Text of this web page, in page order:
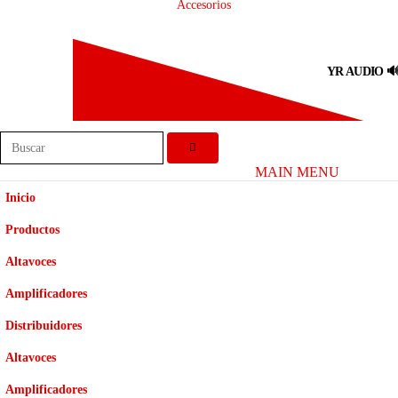
Accesorios
YR AUDIO
MAIN MENU
Inicio
Productos
Altavoces
Amplificadores
Distribuidores
Altavoces
Amplificadores